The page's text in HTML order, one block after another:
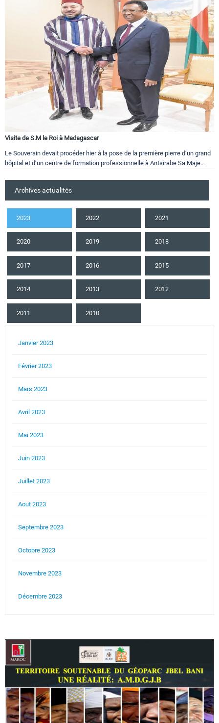
Visite de S.M le Roi à Madagascar
Le Souverain devait procéder hier à la pose de la première pierre d’un grand
hôpital et d’un centre de formation professionnelle à Antsirabe Sa Maje...
Archives actualités
2023 2022 2021
2020 2019 2018
2017 2016 2015
2014 2013 2012
2011 2010
Janvier 2023
Février 2023
Mars 2023
Avril 2023
Mai 2023
Juin 2023
Juillet 2023
Aout 2023
Septembre 2023
Octobre 2023
Novembre 2023
Décembre 2023